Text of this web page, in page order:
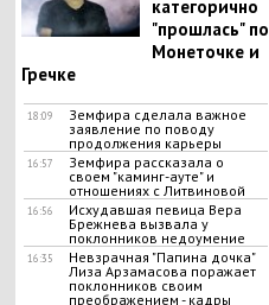
категорично
"прошлась" по
Монеточке и
Гречке
18:09
Земфира сделала важное
заявление по поводу
продолжения карьеры
16:57
Земфира рассказала о
своем "каминг-ауте" и
отношениях с Литвиновой
16:56
Исхудавшая певица Вера
Брежнева вызвала у
поклонников недоумение
16:35
Невзрачная "Папина дочка"
Лиза Арзамасова поражает
поклонников своим
преображением - кадры